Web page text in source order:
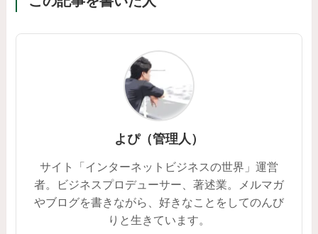
よぴ（管理人）
サイト「インターネットビジネスの世界」運営
者。ビジネスプロデューサー、著述業。メルマガ
やブログを書きながら、好きなことをしてのんび
りと生きています。